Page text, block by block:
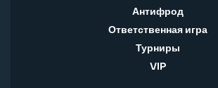
Антифрод
Ответственная игра
Турниры
VIP